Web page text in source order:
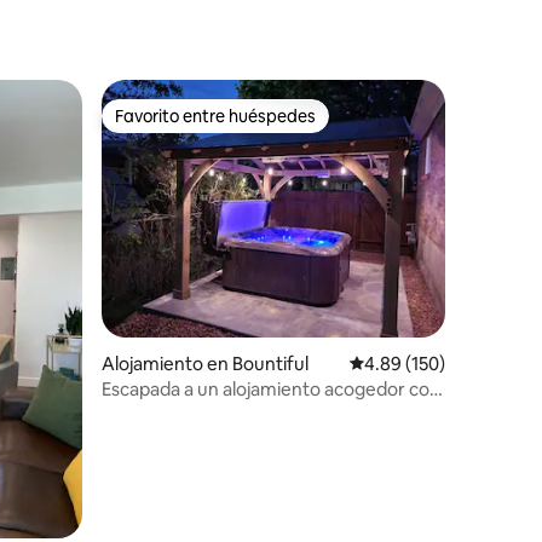
Favorito entre huéspedes
Favorito entre huéspedes
Alojamiento en Bountiful Calificación promedio:
4.89 (150)
Escapada a un alojamiento acogedor con